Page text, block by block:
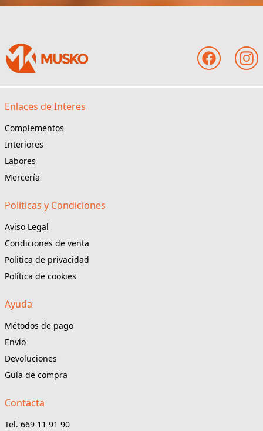
Enlaces de Interes
Complementos
Interiores
Labores
Mercería
Politicas y Condiciones
Aviso Legal
Condiciones de venta
Politica de privacidad
Política de cookies
Ayuda
Métodos de pago
Envío
Devoluciones
Guía de compra
Contacta
Tel. 669 11 91 90